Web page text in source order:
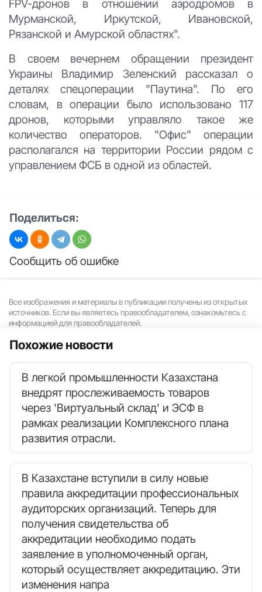
FPV-дронов в отношении аэродромов в
Мурманской, Иркутской, Ивановской,
Рязанской и Амурской областях".
В своем вечернем обращении президент
Украины Владимир Зеленский рассказал о
деталях спецоперации "Паутина". По его
словам, в операции было использовано 117
дронов, которыми управляло такое же
количество операторов. "Офис" операции
располагался на территории России рядом с
управлением ФСБ в одной из областей.
Поделиться:
Сообщить об ошибке
Все изображения и материалы в публикации получены из открытых
источников. Если вы являетесь правообладателем, ознакомьтесь с
информацией для правообладателей.
Похожие новости
В легкой промышленности Казахстана
внедрят прослеживаемость товаров
через 'Виртуальный склад' и ЭСФ в
рамках реализации Комплексного плана
развития отрасли.
В Казахстане вступили в силу новые
правила аккредитации профессиональных
аудиторских организаций. Теперь для
получения свидетельства об
аккредитации необходимо подать
заявление в уполномоченный орган,
который осуществляет аккредитацию. Эти
изменения напра